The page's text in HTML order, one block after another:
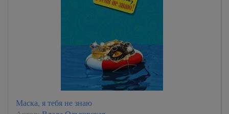
Маска, я тебя не знаю